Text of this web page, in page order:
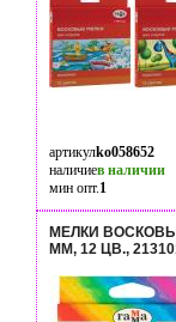
артикулko058652
наличиев наличии
мин опт.1
МЕЛКИ
ММ, 12 ЦВ.,